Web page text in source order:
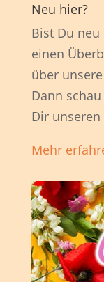
Neu hier?
Bist Du
einen
über
Dann schau
Dir unseren
Mehr